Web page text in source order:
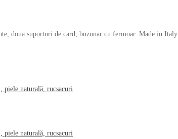
doua suporturi de card, buzunar cu fermoar. Made in Italy